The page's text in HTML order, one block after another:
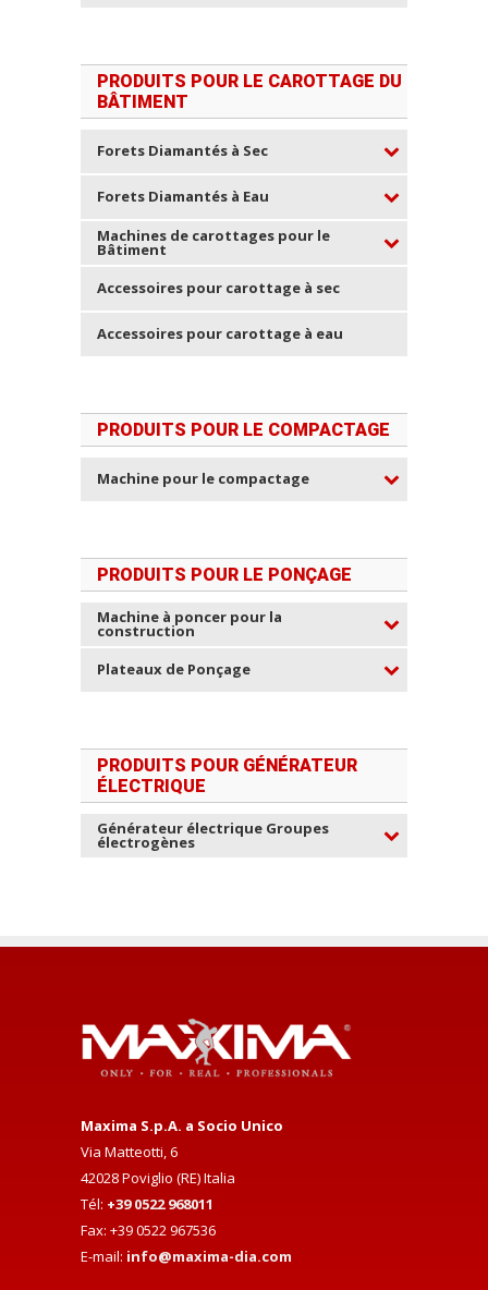
PRODUITS POUR LE CAROTTAGE DU
BÂTIMENT
Forets Diamantés à Sec
Forets Diamantés à Eau
Machines de carottages pour le
Bâtiment
Accessoires pour carottage à sec
Accessoires pour carottage à eau
PRODUITS POUR LE COMPACTAGE
Machine pour le compactage
PRODUITS POUR LE PONÇAGE
Machine à poncer pour la
construction
Plateaux de Ponçage
PRODUITS POUR GÉNÉRATEUR
ÉLECTRIQUE
Générateur électrique Groupes
électrogènes
Maxima S.p.A. a Socio Unico
Via Matteotti, 6
42028 Poviglio (RE) Italia
Tél: +39 0522 968011
Fax: +39 0522 967536
E-mail: info@maxima-dia.com